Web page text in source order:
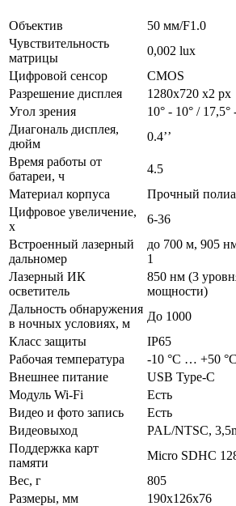
Объектив
50 мм/F1.0
Чувствительность
матрицы
0,002 lux
Цифровой сенсор
CMOS
Разрешение дисплея
1280х720 х2 px
Угол зрения
10° - 10° / 17,5°
Диагональ дисплея,
дюйм
0.4’’
Время работы от
батареи, ч
4.5
Материал корпуса
Прочный
Цифровое увеличение,
х
6-36
Встроенный лазерный
дальномер
до 700 м, 905
1
Лазерный ИК
осветитель
850 нм (3
мощности)
Дальность обнаружения
в ночных условиях, м
До 1000
Класс защиты
IP65
Рабочая температура
-10 °C … +50 °C
Внешнее питание
USB Type-C
Модуль Wi-Fi
Есть
Видео и фото запись
Есть
Видеовыход
PAL/NTSC,
Поддержка карт
памяти
Micro SDHC
Вес, г
805
Размеры, мм
190x126x76